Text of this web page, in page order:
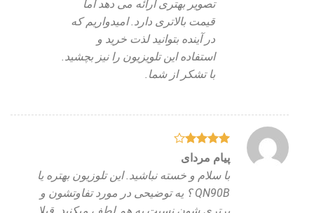
تصویر بهتری ارائه می دهد اما
قیمت بالاتری دارد. امیدواریم که
در آینده بتوانید لذت خرید و
استفاده این تلویزیون را نیز بچشید.
با تشکر از شما.
نمره
از 5
پیام مردای
با سلام و خسته نباشید. این تلوزیون بهتره یا
QN90B ؟ یه توضیحی در مورد تفاوتشون و